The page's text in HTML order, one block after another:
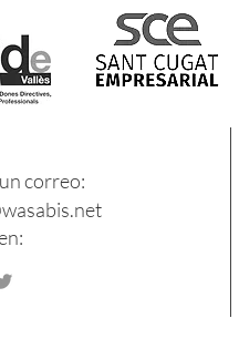
correo: